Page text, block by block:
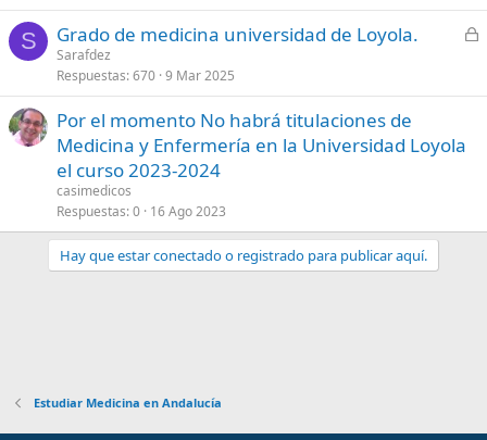
S
C
r
Grado de medicina universidad de Loyola.
Sarafdez
Respuestas 670 9 Mar 2025
Por el momento No habrá titulaciones de
Medicina y Enfermería en la Universidad Loyola
el curso 2023-2024
casimedicos
Respuestas 0 16 Ago 2023
Hay que estar conectado o registrado para publicar aquí.
Estudiar Medicina en Andalucía